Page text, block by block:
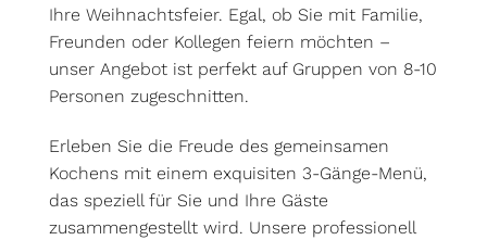
Ihre Weihnachtsfeier. Egal, ob Sie mit Familie,
Freunden oder Kollegen feiern möchten –
unser Angebot ist perfekt auf Gruppen von 8-10
Personen zugeschnitten.
Erleben Sie die Freude des gemeinsamen
Kochens mit einem exquisiten 3-Gänge-Menü,
das speziell für Sie und Ihre Gäste
zusammengestellt wird. Unsere professionell